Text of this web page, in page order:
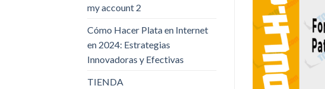
my account 2
Cómo Hacer Plata en Internet
en 2024: Estrategias
Innovadoras y Efectivas
TIENDA